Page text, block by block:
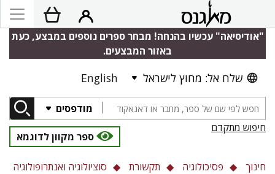
"אודיסיאה" עכשיו בהנחה! מבחר ספרים נוספים במבצע, כעת
באזור המבצעים.
שלח אל: מחוץ לישראל English
מודפסים
חיפוש מתקדם
ספר מקוון לדוגמא
חינוך פסיכולוגיה תקשורת סוציולוגיה ואנתרופולוגיה